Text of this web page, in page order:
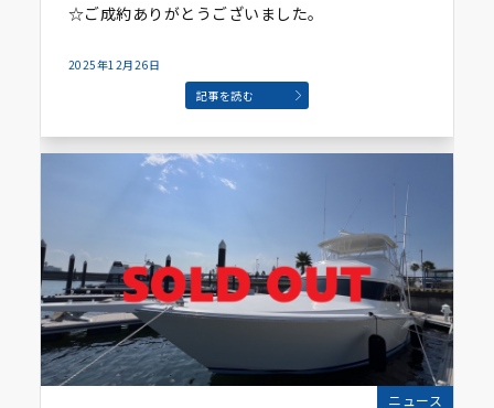
☆ご成約ありがとうございました。
2025年12月26日
記事を読む
ニュース